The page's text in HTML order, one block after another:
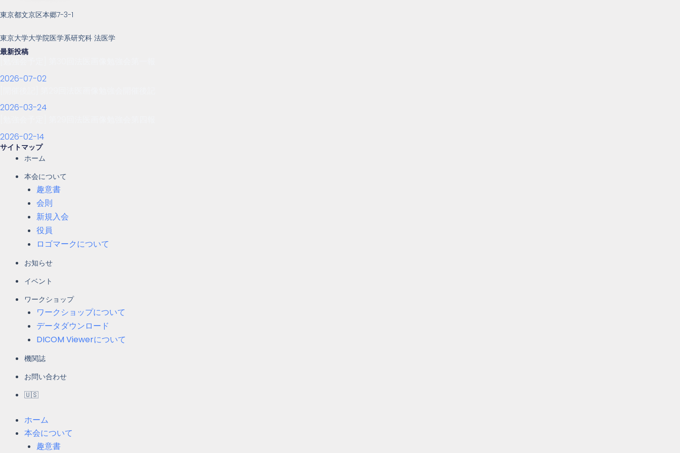
東京都文京区本郷7-3-1
東京大学大学院医学系研究科 法医学
最新投稿
2026-07-02
2026-03-24
2026-02-14
サイトマップ
ホーム
本会について
趣意書
会則
新規入会
役員
ロゴマークについて
お知らせ
イベント
ワークショップ
ワークショップについて
データダウンロード
DICOM Viewerについて
機関誌
お問い合わせ
🇺🇸
ホーム
本会について
趣意書